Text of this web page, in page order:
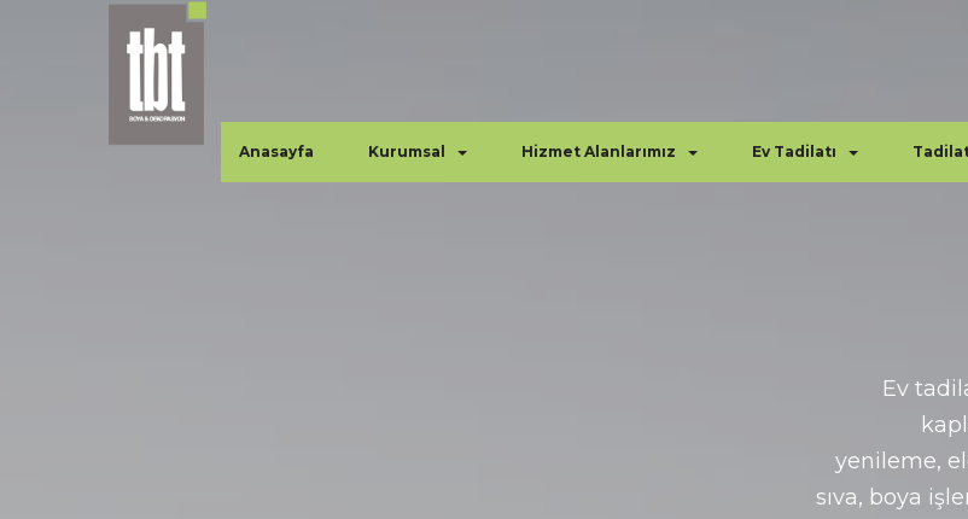
Anasayfa Kurumsal Hizmet Alanlarımız Ev Tadilatı
Ev
yenileme,
sıva, boya